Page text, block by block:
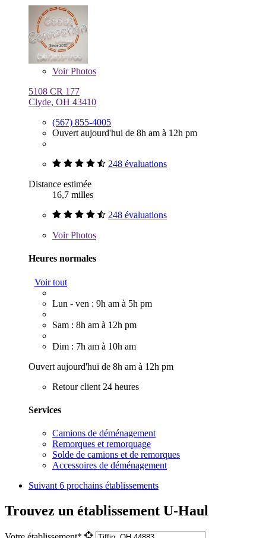
VoirPhotos
5108 CR 177
Clyde, OH 43410
(567) 855-4005
Ouvert aujourd'hui de 8h am à 12h pm
248 évaluations
Distance estimée
16,7 milles
248 évaluations
VoirPhotos
Heures normales
Voir tout
Lun - ven : 9h am à 5h pm
Sam : 8h am à 12h pm
Dim : 7h am à 10h am
Ouvert aujourd'hui de 8h am à 12h pm
Retour client 24 heures
Services
Camions de déménagement
Remorques et remorquage
Solde de camions et de remorques
Accessoires de déménagement
Suivant 6 prochains établissements
Trouvez un établissement U-Haul